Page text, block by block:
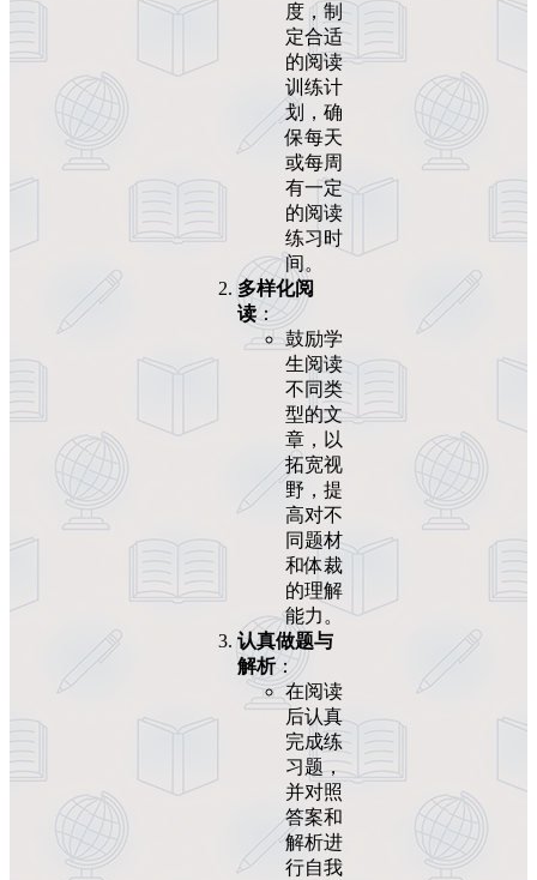
度，制
定合适
的阅读
训练计
划，确
保每天
或每周
有一定
的阅读
练习时
间。
多样化阅
读：
鼓励学
生阅读
不同类
型的文
章，以
拓宽视
野，提
高对不
同题材
和体裁
的理解
能力。
认真做题与
解析：
在阅读
后认真
完成练
习题，
并对照
答案和
解析进
行自我